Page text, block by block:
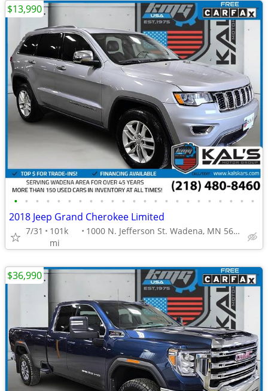
• • • • • • • • • • • • • • • • • • • • • • •
2018 Jeep Grand Cherokee Limited
7/31
101k
mi
1000 N. Jefferson St. Wadena, MN 56482
$13,990
$36,990